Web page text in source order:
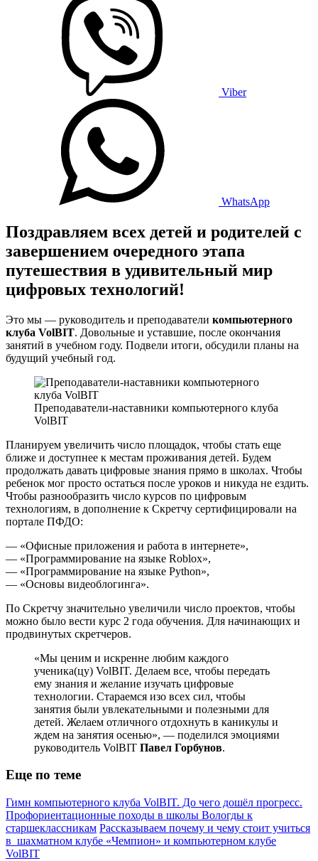
Viber
WhatsApp
Поздравляем всех детей и родителей с
завершением очередного этапа
путешествия в удивительный мир
цифровых технологий!
Это мы — руководитель и преподаватели компьютерного
клуба VolBIT. Довольные и уставшие, после окончания
занятий в учебном году. Подвели итоги, обсудили планы на
будущий учебный год.
Преподаватели-наставники компьютерного клуба
VolBIT
Планируем увеличить число площадок, чтобы стать еще
ближе и доступнее к местам проживания детей. Будем
продолжать давать цифровые знания прямо в школах. Чтобы
ребенок мог просто остаться после уроков и никуда не ездить.
Чтобы разнообразить число курсов по цифровым
технологиям, в дополнение к Скретчу сертифицировали на
портале ПФДО:
— «Офисные приложения и работа в интернете»,
— «Программирование на языке Roblox»,
— «Программирование на языке Python»,
— «Основы видеоблогинга».
По Скретчу значительно увеличили число проектов, чтобы
можно было вести курс 2 года обучения. Для начинающих и
продвинутых скретчеров.
«Мы ценим и искренне любим каждого
ученика(цу) VolBIT. Делаем все, чтобы передать
ему знания и желание изучать цифровые
технологии. Стараемся изо всех сил, чтобы
занятия были увлекательными и полезными для
детей. Желаем отличного отдохнуть в каникулы и
ждем на занятия осенью», — поделился эмоциями
руководитель VolBIT Павел Горбунов.
Еще по теме
Гимн компьютерного клуба VolBIT. До чего дошёл прогресс.
Профориентационные походы в школы Вологды к
старшеклассникам Рассказываем почему и чему стоит учиться
в шахматном клубе «Чемпион» и компьютерном клубе
VolBIT